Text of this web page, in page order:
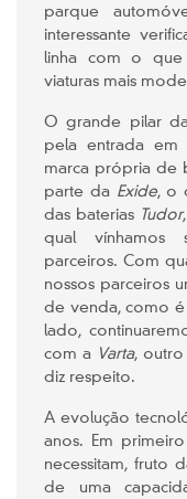
parque
interessante
linha com o que
viaturas mais
O grande pilar da
pela entrada em
marca própria de
parte da Exide, o
das baterias Tudor
qual vínhamos
parceiros. Com
nossos parceiros
de venda, como
lado,
com a Varta,
diz respeito.
A evolução
anos. Em
necessitam, fruto
de uma